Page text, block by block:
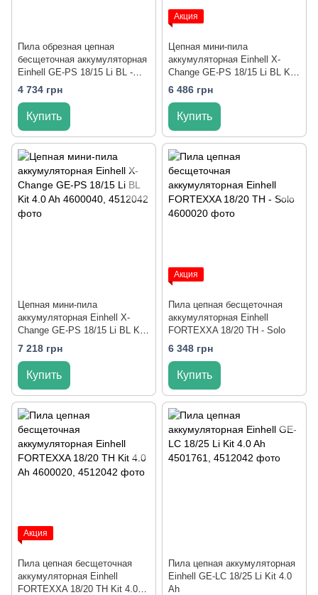
Пила обрезная цепная
бесщеточная аккумуляторная
Einhell GE-PS 18/15 Li BL -
Solo
4 734 грн
Купить
Акция
Цепная мини-пила
аккумуляторная Einhell X-
Change GE-PS 18/15 Li BL Kit
2.5 Ah
6 486 грн
Купить
Цепная мини-пила
аккумуляторная Einhell X-
Change GE-PS 18/15 Li BL Kit
4.0 Ah
7 218 грн
Купить
Акция
Пила цепная бесщеточная
аккумуляторная Einhell
FORTEXXA 18/20 TH - Solo
6 348 грн
Купить
Акция
Пила цепная бесщеточная
аккумуляторная Einhell
FORTEXXA 18/20 TH Kit 4.0
Пила цепная аккумуляторная
Einhell GE-LC 18/25 Li Kit 4.0
Ah